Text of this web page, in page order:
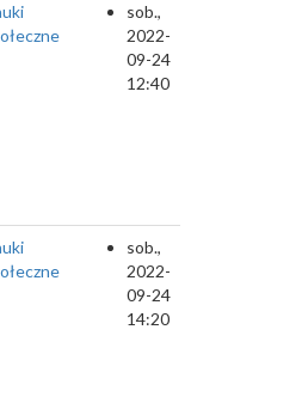
sob.,
2022-
09-24
12:40
sob.,
2022-
09-24
14:20